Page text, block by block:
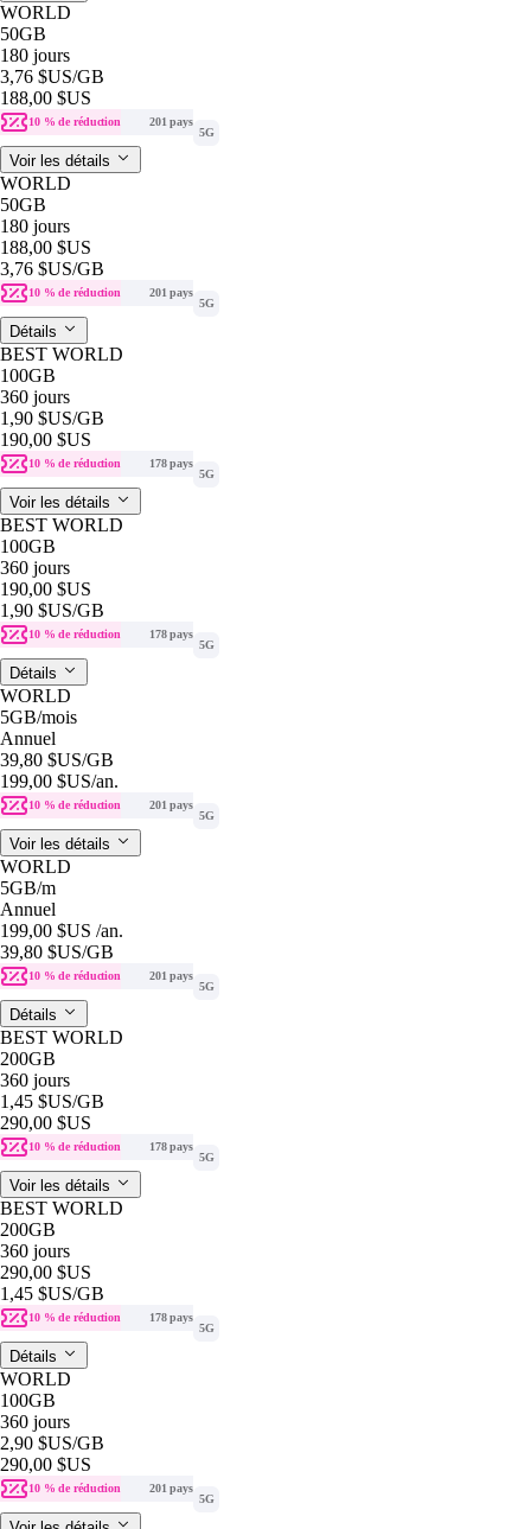
WORLD
50GB
180 jours
3,76 $US/GB
188,00 $US
10 % de réduction
201 pays
5G
Voir les détails
WORLD
50GB
180 jours
188,00 $US
3,76 $US/GB
10 % de réduction
201 pays
5G
Détails
BEST WORLD
100GB
360 jours
1,90 $US/GB
190,00 $US
10 % de réduction
178 pays
5G
Voir les détails
BEST WORLD
100GB
360 jours
190,00 $US
1,90 $US/GB
10 % de réduction
178 pays
5G
Détails
WORLD
5GB/mois
Annuel
39,80 $US/GB
199,00 $US/an.
10 % de réduction
201 pays
5G
Voir les détails
WORLD
5GB/m
Annuel
199,00 $US /an.
39,80 $US/GB
10 % de réduction
201 pays
5G
Détails
BEST WORLD
200GB
360 jours
1,45 $US/GB
290,00 $US
10 % de réduction
178 pays
5G
Voir les détails
BEST WORLD
200GB
360 jours
290,00 $US
1,45 $US/GB
10 % de réduction
178 pays
5G
Détails
WORLD
100GB
360 jours
2,90 $US/GB
290,00 $US
10 % de réduction
201 pays
5G